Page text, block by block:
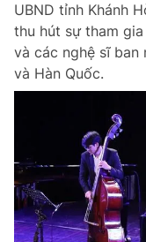
UBND tỉnh Khánh
thu hút sự tham
và các nghệ sĩ ban
và Hàn Quốc.